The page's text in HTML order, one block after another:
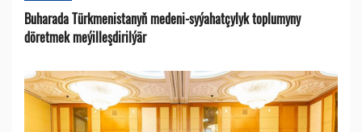
Buharada Türkmenistanyň medeni-syýahatçylyk toplumyny
döretmek meýilleşdirilýär